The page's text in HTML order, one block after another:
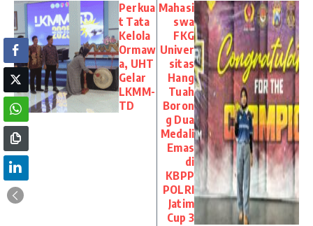
Perkua
t Tata
Kelola
Ormaw
a, UHT
Gelar
LKMM-
TD
Mahasi
swa
FKG
Univer
sitas
Hang
Tuah
Boron
g Dua
Medali
Emas
di
KBPP
POLRI
Jatim
Cup 3